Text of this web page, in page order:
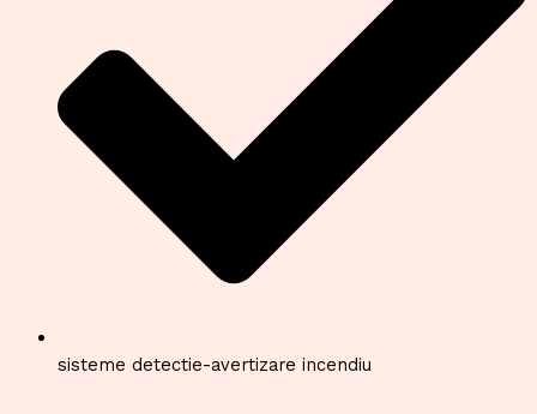
sisteme detectie-avertizare incendiu